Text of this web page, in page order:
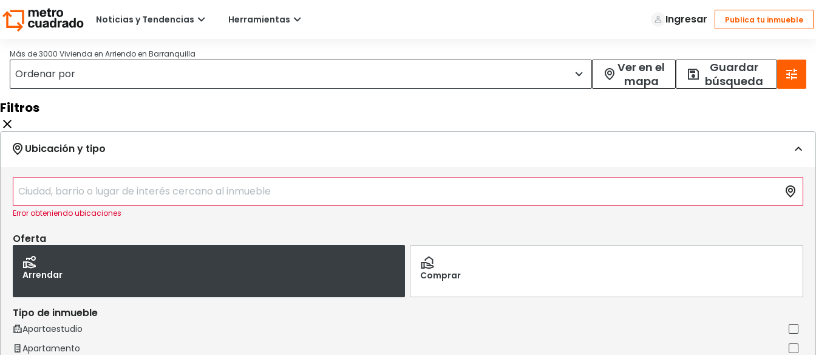
Más de 3000 Vivienda en Arriendo en Barranquilla
Ver en el
mapa
Guardar
búsqueda
Filtros
Error obteniendo ubicaciones
Oferta
Arrendar Comprar
Tipo de inmueble